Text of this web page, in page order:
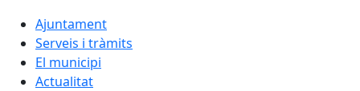
Ajuntament
Serveis i tràmits
El municipi
Actualitat